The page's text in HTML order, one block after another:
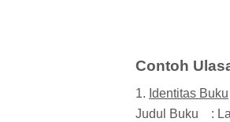
Contoh
1. Identitas Buku
Judul Buku
: